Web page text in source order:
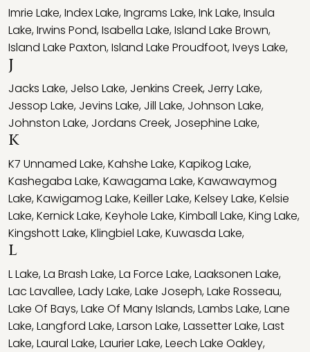
Imrie Lake,Index Lake,Ingrams Lake,Ink Lake,Insula
Lake,Irwins Pond,Isabella Lake,Island Lake Brown,
Island Lake Paxton,Island Lake Proudfoot,Iveys Lake,
J
Jacks Lake, Jelso Lake, Jenkins Creek, Jerry Lake,
Jessop Lake, Jevins Lake, Jill Lake, Johnson Lake,
Johnston Lake, Jordans Creek, Josephine Lake,
K
K7 Unnamed Lake,Kahshe Lake,Kapikog Lake,
Kashegaba Lake,Kawagama Lake,Kawawaymog
Lake,Kawigamog Lake,Keiller Lake,Kelsey Lake,Kelsie
Lake,Kernick Lake,Keyhole Lake,Kimball Lake,King Lake,
Kingshott Lake,Klingbiel Lake,Kuwasda Lake,
L
L Lake,La Brash Lake,La Force Lake,Laaksonen Lake,
Lac Lavallee,Lady Lake,Lake Joseph,Lake Rosseau,
Lake Of Bays,Lake Of Many Islands,Lambs Lake,Lane
Lake,Langford Lake,Larson Lake,Lassetter Lake,Last
Lake,Laural Lake,Laurier Lake,Leech Lake Oakley,